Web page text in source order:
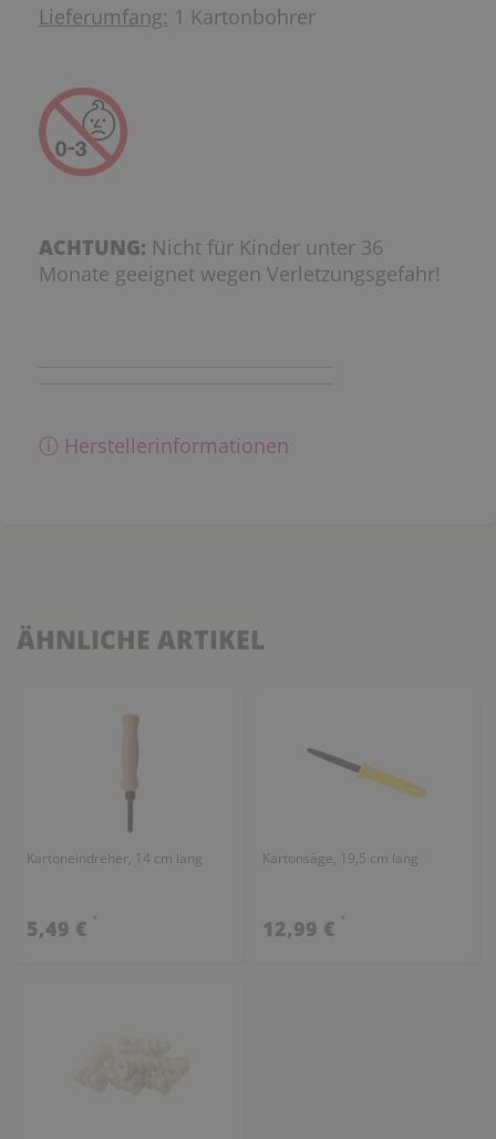
Lieferumfang: 1 Kartonbohrer
ACHTUNG: Nicht für Kinder unter 36
Monate geeignet wegen Verletzungsgefahr!
ⓘ Herstellerinformationen
ÄHNLICHE ARTIKEL
Kartoneindreher, 14 cm lang
5,49 € *
Kartonsäge, 19,5 cm lang
12,99 € *